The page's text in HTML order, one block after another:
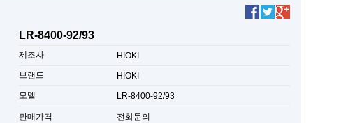
LR-8400-92/93
제조사
HIOKI
브랜드
HIOKI
모델
LR-8400-92/93
판매가격 전화문의